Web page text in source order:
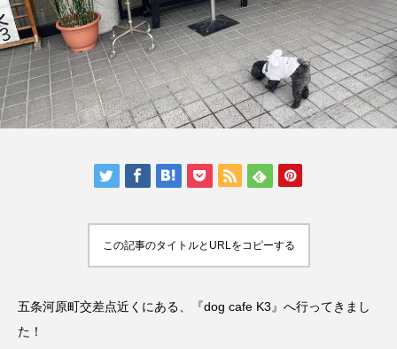
トップページ
人気の記事ランキング
メンバー
会社概要
プライバシーポリシー
この記事のタイトルとURLをコピーする
五条河原町交差点近くにある、『dog cafe K3』へ行ってきまし
た！